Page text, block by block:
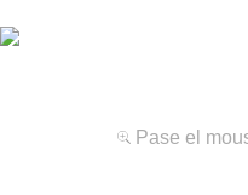
morralesPase el